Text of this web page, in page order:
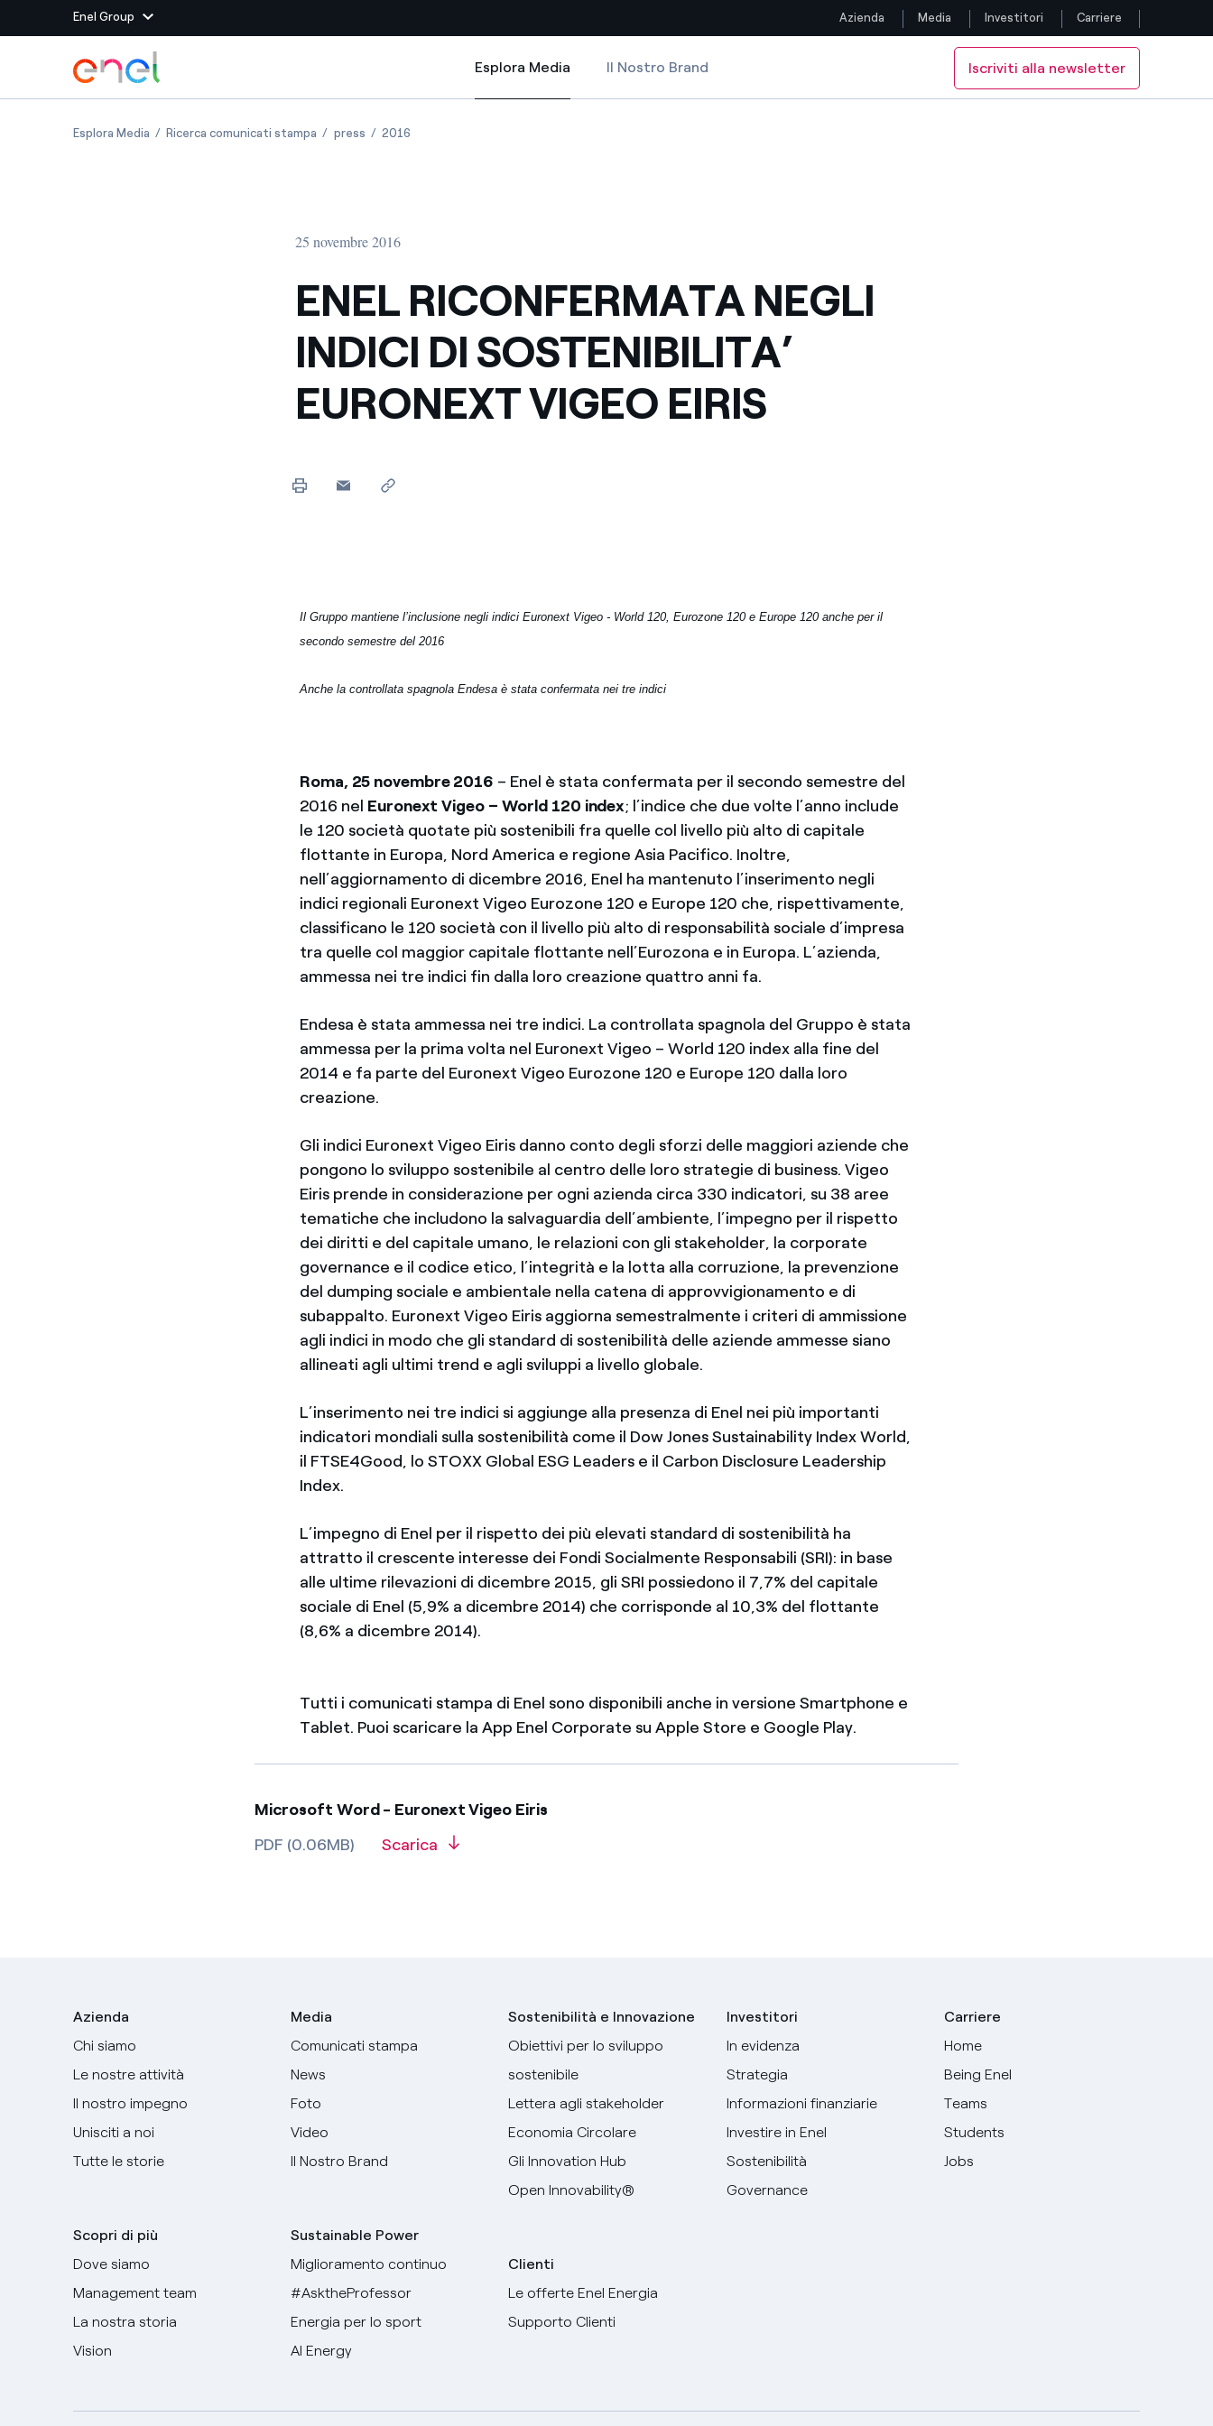
Enel Group
Siti del Gruppo
Enel Green Power Produciamo energia pulita da fonti rinnovabili
Massimizziamo la creazione di valore grazie al
rapporto con i nostri fornitori
energia pulita
Il canale dove segnalare violazioni delle nostre policy
Siti Paese
Colombia
Iberia
Italia
Seguici
Vai al contenuto principale
Azienda Media Investitori Carriere
Esplora Media
Esplora Media
Il Nostro Brand Iscriviti alla newsletter
Esplora MediaENEL RICONFERMATA NEGLI INDICI DI SOSTENIBILITA’ EURONEXT VIGEO EIRIS
Ricerca comunicati stampa ENEL RICONFERMATA NEGLI INDICI DI SOSTENIBILITA’ EURONEXT VIGEO EIRIS
pressENEL RICONFERMATA NEGLI INDICI DI SOSTENIBILITA’ EURONEXT VIGEO EIRIS
2016
25 novembre 2016
ENEL RICONFERMATA NEGLI
INDICI DI SOSTENIBILITA’
EURONEXT VIGEO EIRIS
Il Gruppo mantiene l’inclusione negli indici Euronext Vigeo - World 120, Eurozone 120 e Europe 120 anche per il
secondo semestre del 2016
Anche la controllata spagnola Endesa è stata confermata nei tre indici
Roma, 25 novembre 2016 – Enel è stata confermata per il secondo semestre del
2016 nel Euronext Vigeo – World 120 index; l’indice che due volte l’anno include
le 120 società quotate più sostenibili fra quelle col livello più alto di capitale
flottante in Europa, Nord America e regione Asia Pacifico. Inoltre,
nell’aggiornamento di dicembre 2016, Enel ha mantenuto l’inserimento negli
indici regionali Euronext Vigeo Eurozone 120 e Europe 120 che, rispettivamente,
classificano le 120 società con il livello più alto di responsabilità sociale d’impresa
tra quelle col maggior capitale flottante nell’Eurozona e in Europa. L’azienda,
ammessa nei tre indici fin dalla loro creazione quattro anni fa.
Endesa è stata ammessa nei tre indici. La controllata spagnola del Gruppo è stata
ammessa per la prima volta nel Euronext Vigeo – World 120 index alla fine del
2014 e fa parte del Euronext Vigeo Eurozone 120 e Europe 120 dalla loro
creazione.
Gli indici Euronext Vigeo Eiris danno conto degli sforzi delle maggiori aziende che
pongono lo sviluppo sostenibile al centro delle loro strategie di business. Vigeo
Eiris prende in considerazione per ogni azienda circa 330 indicatori, su 38 aree
tematiche che includono la salvaguardia dell’ambiente, l’impegno per il rispetto
dei diritti e del capitale umano, le relazioni con gli stakeholder, la corporate
governance e il codice etico, l’integrità e la lotta alla corruzione, la prevenzione
del dumping sociale e ambientale nella catena di approvvigionamento e di
subappalto. Euronext Vigeo Eiris aggiorna semestralmente i criteri di ammissione
agli indici in modo che gli standard di sostenibilità delle aziende ammesse siano
allineati agli ultimi trend e agli sviluppi a livello globale.
L’inserimento nei tre indici si aggiunge alla presenza di Enel nei più importanti
indicatori mondiali sulla sostenibilità come il Dow Jones Sustainability Index World,
il FTSE4Good, lo STOXX Global ESG Leaders e il Carbon Disclosure Leadership
Index.
L’impegno di Enel per il rispetto dei più elevati standard di sostenibilità ha
attratto il crescente interesse dei Fondi Socialmente Responsabili (SRI): in base
alle ultime rilevazioni di dicembre 2015, gli SRI possiedono il 7,7% del capitale
sociale di Enel (5,9% a dicembre 2014) che corrisponde al 10,3% del flottante
(8,6% a dicembre 2014).
Tutti i comunicati stampa di Enel sono disponibili anche in versione Smartphone e
Tablet. Puoi scaricare la App Enel Corporate su Apple Store e Google Play.
Microsoft Word - Euronext Vigeo Eiris
PDF (0.06MB)
Scarica
Azienda
Chi siamo
Le nostre attività
Il nostro impegno
Unisciti a noi
Tutte le storie
Scopri di più
Dove siamo
Management team
La nostra storia
Vision
Media
Comunicati stampa
News
Foto
Video
Il Nostro Brand
Sustainable Power
Miglioramento continuo
#AsktheProfessor
Energia per lo sport
AI Energy
Sostenibilità e Innovazione
Obiettivi per lo sviluppo
sostenibile
Lettera agli stakeholder
Economia Circolare
Gli Innovation Hub
Open Innovability®
Clienti
Le offerte Enel Energia
Supporto Clienti
Investitori
In evidenza
Strategia
Informazioni finanziarie
Investire in Enel
Sostenibilità
Governance
Carriere
Home
Being Enel
Teams
Students
Jobs
Italiano